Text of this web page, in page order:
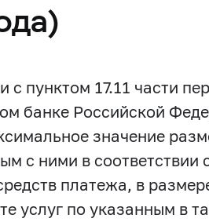
с пунктом 17.11 части
банке Российской
значение
с ними в
платежа, в
услуг по указанным в